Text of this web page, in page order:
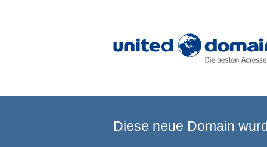
Diese neue Domain